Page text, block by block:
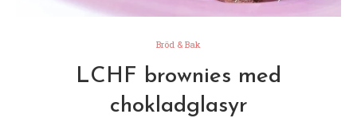
Bröd & Bak
LCHF brownies med
chokladglasyr